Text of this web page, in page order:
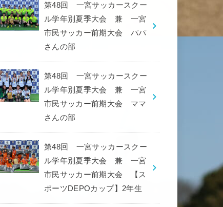
第48回 一宮サッカースクー
ル学年別夏季大会 兼 一宮
市民サッカー前期大会 パパ
さんの部
第48回 一宮サッカースクー
ル学年別夏季大会 兼 一宮
市民サッカー前期大会 ママ
さんの部
第48回 一宮サッカースクー
ル学年別夏季大会 兼 一宮
市民サッカー前期大会 【ス
ポーツDEPOカップ】2年生